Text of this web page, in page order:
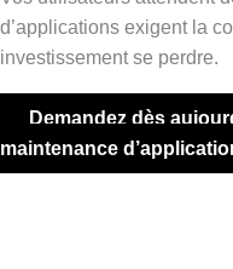
d’applications exigent la
investissement se perdre.
Demandez dès
maintenance